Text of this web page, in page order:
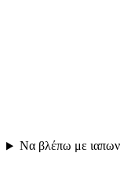
Να βλέπω με